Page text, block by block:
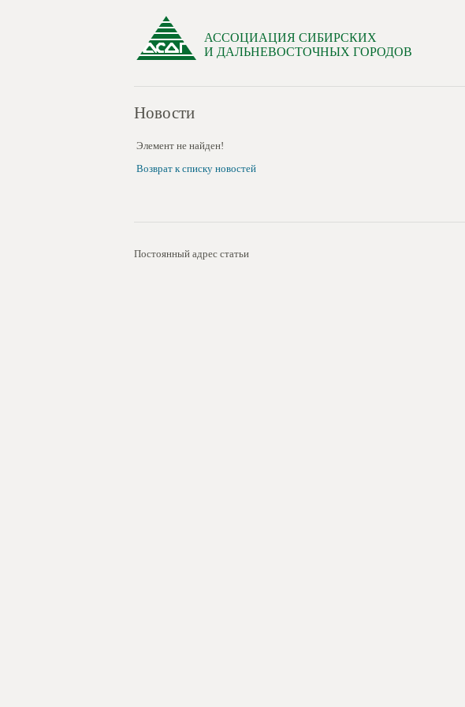
АССОЦИАЦИЯ СИБИРСКИХ
И ДАЛЬНЕВОСТОЧНЫХ ГОРОДОВ
Новости
Элемент не найден!
Возврат к списку новостей
Постоянный адрес статьи